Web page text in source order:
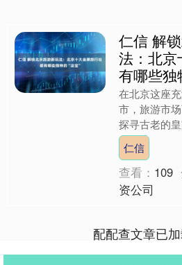
仁信 解
法：北
有哪些独
在北京这座
市，旅游市
探寻古老的
都市风情，
重要。今天，
仁信
查看： 109
资公司
配配查文章已